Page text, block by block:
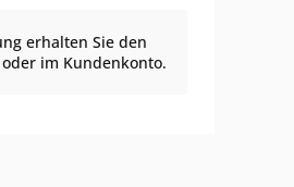
erhalten Sie den
im Kundenkonto.